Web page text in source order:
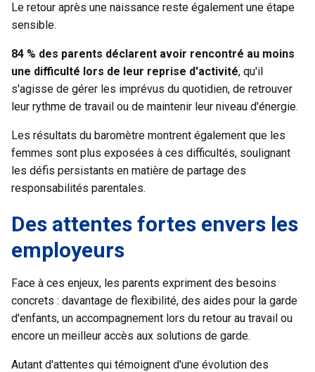
Le retour après une naissance reste également une étape
sensible.
84 % des parents déclarent avoir rencontré au moins
une difficulté lors de leur reprise d'activité, qu'il
s'agisse de gérer les imprévus du quotidien, de retrouver
leur rythme de travail ou de maintenir leur niveau d'énergie.
Les résultats du baromètre montrent également que les
femmes sont plus exposées à ces difficultés, soulignant
les défis persistants en matière de partage des
responsabilités parentales.
Des attentes fortes envers les
employeurs
Face à ces enjeux, les parents expriment des besoins
concrets : davantage de flexibilité, des aides pour la garde
d'enfants, un accompagnement lors du retour au travail ou
encore un meilleur accès aux solutions de garde.
Autant d'attentes qui témoignent d'une évolution des